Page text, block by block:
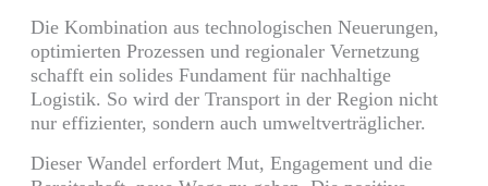
Die Kombination aus technologischen Neuerungen,
optimierten Prozessen und regionaler Vernetzung
schafft ein solides Fundament für nachhaltige
Logistik. So wird der Transport in der Region nicht
nur effizienter, sondern auch umweltverträglicher.
Dieser Wandel erfordert Mut, Engagement und die